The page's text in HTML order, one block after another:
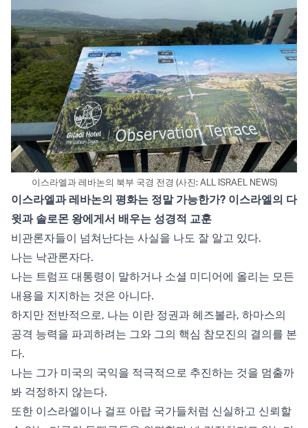
이스라엘과 레바논의 북부 국경 전경 (사진: ALL ISRAEL NEWS)
이스라엘과 레바논의 평화는 정말 가능한가? 이스라엘의 다
윗과 솔로몬 왕에게서 배우는 성경적 교훈
비관론자들이 넘쳐난다는 사실을 나도 잘 알고 있다.
나는 낙관론자다.
나는 트럼프 대통령이 말하거나 소셜 미디어에 올리는 모든
내용을 지지하는 것은 아니다.
하지만 전반적으로, 나는 이란 정권과 헤즈볼라, 하마스의
공격 능력을 파괴하려는 그와 그의 핵심 참모진의 결의를 본
다.
나는 그가 미국의 국익을 적극적으로 추진하는 것을 멈출까
봐 걱정하지 않는다.
또한 이스라엘이나 걸프 아랍 국가들처럼 신실하고 신뢰할